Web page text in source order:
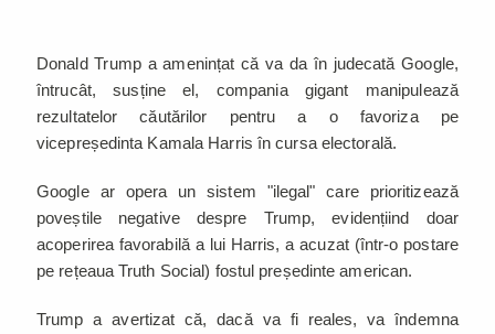
Donald Trump a amenințat că va da în judecată Google,
întrucât, susține el, compania gigant manipulează
rezultatelor căutărilor pentru a o favoriza pe
vicepreședinta Kamala Harris în cursa electorală.
Google ar opera un sistem "ilegal" care prioritizează
poveștile negative despre Trump, evidențiind doar
acoperirea favorabilă a lui Harris, a acuzat (într-o postare
pe rețeaua Truth Social) fostul președinte american.
Trump a avertizat că, dacă va fi reales, va îndemna